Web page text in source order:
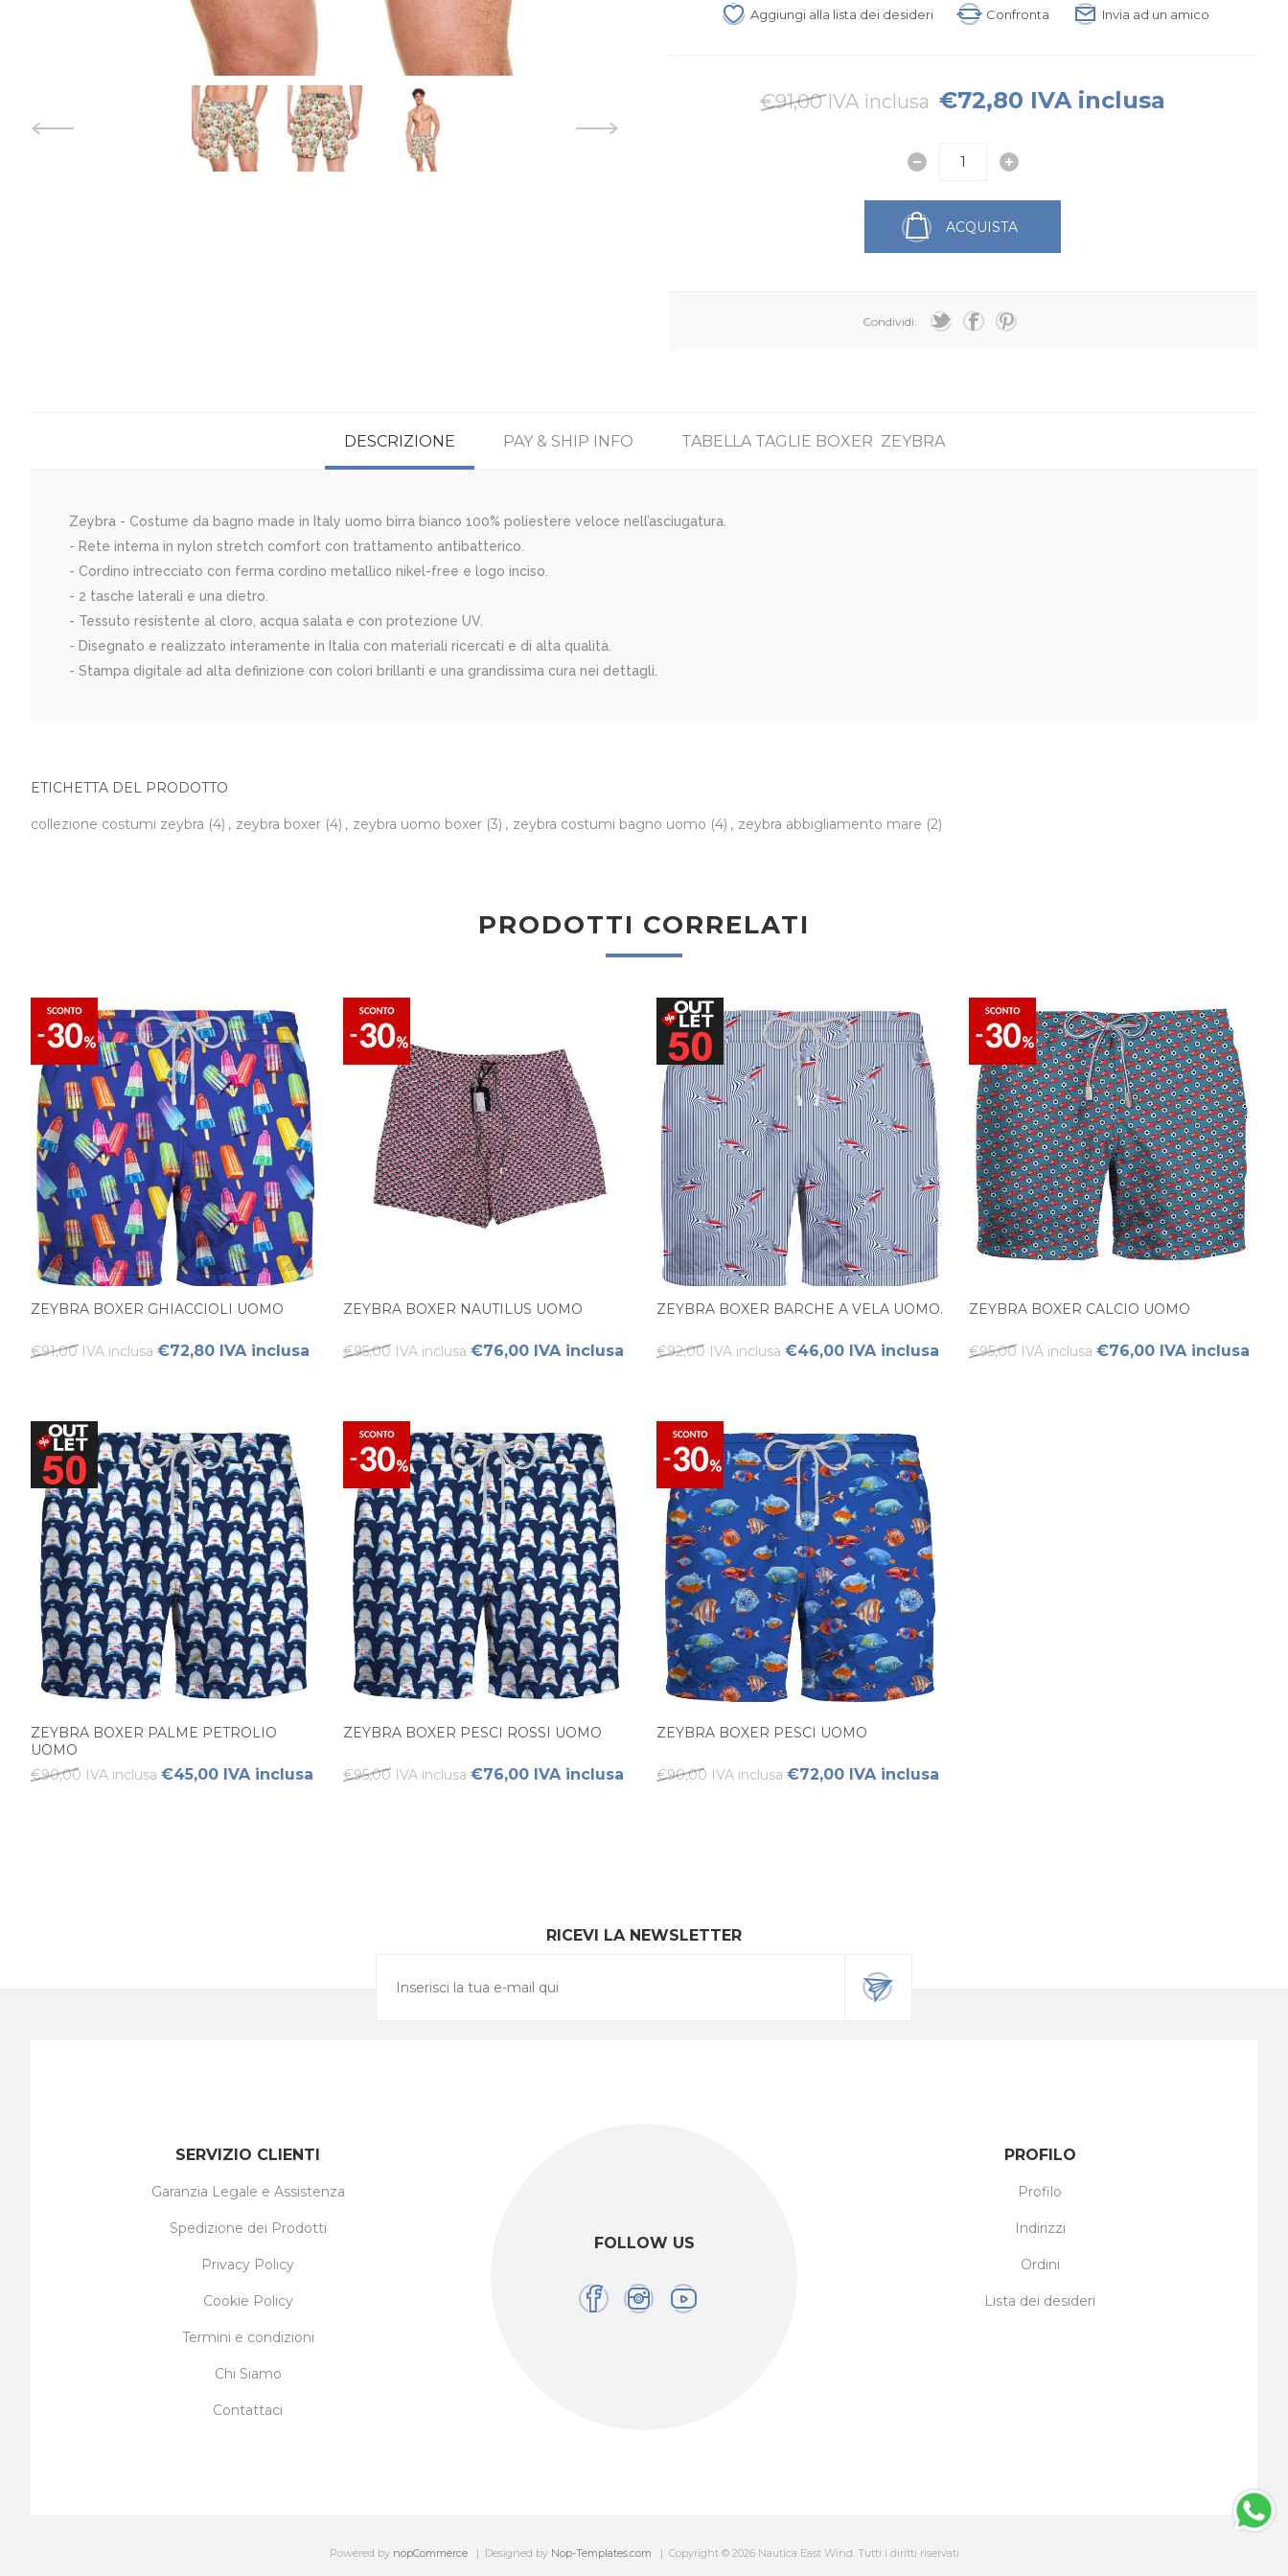
Aggiungi alla lista dei desideri Confronta Invia ad un amico
€91,00 IVA inclusa €72,80 IVA inclusa
ACQUISTA
Condividi:
DESCRIZIONE PAY & SHIP INFO TABELLA TAGLIE BOXER ZEYBRA
Zeybra - Costume da bagno made in Italy uomo birra bianco 100% poliestere veloce nell’asciugatura.
- Rete interna in nylon stretch comfort con trattamento antibatterico.
- Cordino intrecciato con ferma cordino metallico nikel-free e logo inciso.
- 2 tasche laterali e una dietro.
- Tessuto resistente al cloro, acqua salata e con protezione UV.
- Disegnato e realizzato interamente in Italia con materiali ricercati e di alta qualità.
- Stampa digitale ad alta definizione con colori brillanti e una grandissima cura nei dettagli.
ETICHETTA DEL PRODOTTO
collezione costumi zeybra (4) , zeybra boxer (4) , zeybra uomo boxer (3) , zeybra costumi bagno uomo (4) , zeybra abbigliamento mare (2)
PRODOTTI CORRELATI
ZEYBRA BOXER GHIACCIOLI UOMO
€91,00 IVA inclusa €72,80 IVA inclusa
ZEYBRA BOXER NAUTILUS UOMO
€95,00 IVA inclusa €76,00 IVA inclusa
ZEYBRA BOXER BARCHE A VELA UOMO.
€92,00 IVA inclusa €46,00 IVA inclusa
ZEYBRA BOXER CALCIO UOMO
€95,00 IVA inclusa €76,00 IVA inclusa
ZEYBRA BOXER PALME PETROLIO
UOMO
€90,00 IVA inclusa €45,00 IVA inclusa
ZEYBRA BOXER PESCI ROSSI UOMO
€95,00 IVA inclusa €76,00 IVA inclusa
ZEYBRA BOXER PESCI UOMO
€90,00 IVA inclusa €72,00 IVA inclusa
RICEVI LA NEWSLETTER
FOLLOW US
SERVIZIO CLIENTI
Garanzia Legale e Assistenza
Spedizione dei Prodotti
Privacy Policy
Cookie Policy
Termini e condizioni
Chi Siamo
Contattaci
PROFILO
Profilo
Indirizzi
Ordini
Lista dei desideri
Powered by nopCommerce Designed by Nop-Templates.com Copyright © 2026 Nautica East Wind. Tutti i diritti riservati